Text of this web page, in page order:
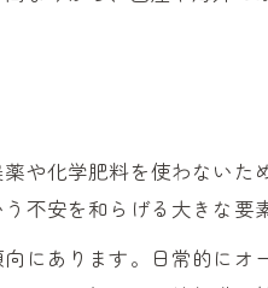
や化学肥料を使わないた
不安を和らげる大きな要
にあります。日常的にオ